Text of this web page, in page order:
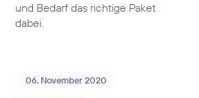
und Bedarf das richtige Paket
dabei.
06. November 2020